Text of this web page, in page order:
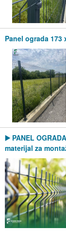
Panel ograda 173
▶️ PANEL
materijal za